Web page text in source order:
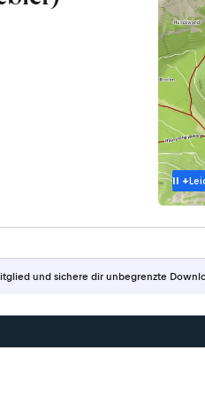
II +
und sichere dir unbegrenzte